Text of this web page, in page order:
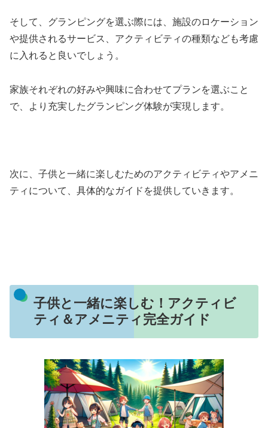
そして、グランピングを選ぶ際には、施設のロケーション
や提供されるサービス、アクティビティの種類なども考慮
に入れると良いでしょう。
家族それぞれの好みや興味に合わせてプランを選ぶこと
で、より充実したグランピング体験が実現します。
次に、子供と一緒に楽しむためのアクティビティやアメニ
ティについて、具体的なガイドを提供していきます。
子供と一緒に楽しむ！アクティビ
ティ＆アメニティ完全ガイド